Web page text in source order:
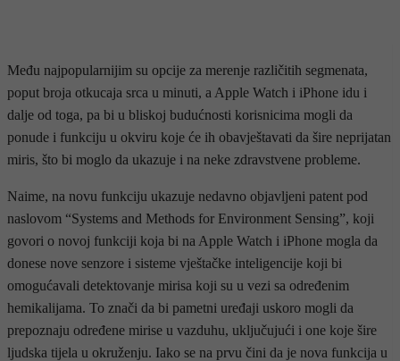
Među najpopularnijim su opcije za merenje različitih segmenata,
poput broja otkucaja srca u minuti, a Apple Watch i iPhone idu i
dalje od toga, pa bi u bliskoj budućnosti korisnicima mogli da
ponude i funkciju u okviru koje će ih obavještavati da šire neprijatan
miris, što bi moglo da ukazuje i na neke zdravstvene probleme.
Naime, na novu funkciju ukazuje nedavno objavljeni patent pod
naslovom “Systems and Methods for Environment Sensing”, koji
govori o novoj funkciji koja bi na Apple Watch i iPhone mogla da
donese nove senzore i sisteme vještačke inteligencije koji bi
omogućavali detektovanje mirisa koji su u vezi sa određenim
hemikalijama. To znači da bi pametni uređaji uskoro mogli da
prepoznaju određene mirise u vazduhu, uključujući i one koje šire
ljudska tijela u okruženju. Iako se na prvu čini da je nova funkcija u